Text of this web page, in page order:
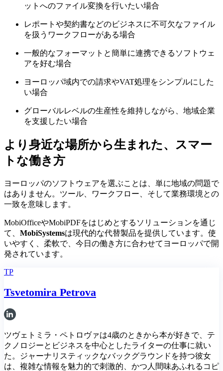
ットへのファイル変換を行いたい場合
レポートや契約書などのビジネスに不可欠なファイル
を扱うワークフローがある場合
一般的なフォーマットと簡単に連携できるソフトウェ
アを好む場合
ヨーロッパ域内での請求やVAT処理をシンプルにした
い場合
グローバルレベルの生産性を維持しながら、地域企業
を支援したい場合
より身近な場所から生まれた、スマー
トな働き方
ヨーロッパのソフトウェアを選ぶことは、単に地域の問題で
はありません。ツール、ワークフロー、そして業務環境との
一致を意味します。
MobiOfficeやMobiPDFをはじめとするソリューションを通じ
て、 MobiSystemsは現代的な代替製品を提供しています。使
いやすく、柔軟で、今日の働き方に合わせてヨーロッパで開
発されています。
TP
Tsvetomira Petrova
ツヴェトミラ・ペトロヴァは4歳のときから本が好きで、テ
クノロジーとビジネスを中心としたライターの仕事に就い
た。ジャーナリスティックなバックグラウンドを持つ彼女
は、複雑な情報を魅力的で刺激的、かつ人間味あふれるコピ